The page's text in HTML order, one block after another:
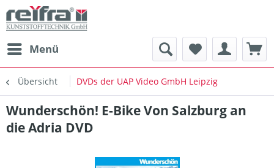
Menü
Übersicht DVDs der UAP Video GmbH Leipzig
Wunderschön! E-Bike Von Salzburg an
die Adria DVD